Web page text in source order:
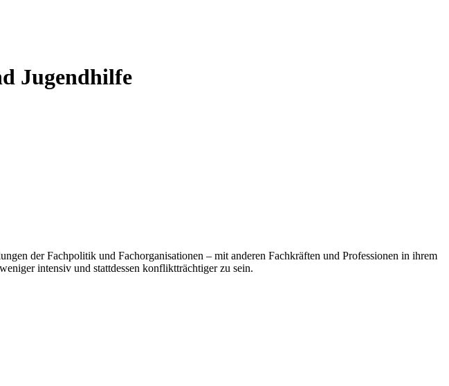
Jugendhilfe
der Fachpolitik und Fachorganisationen – mit anderen Fachkräften und Professionen in ihrem
intensiv und stattdessen konfliktträchtiger zu sein.